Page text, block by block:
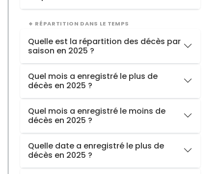
Total
66 / 130
Référence 2024 : 85,6 ans (femmes) · 79,4 ans (hommes)
🔹 RÉPARTITION DANS LE TEMPS
Quelle est la répartition des décès par
saison en 2025 ?
Automne
Hiver
Printemps
Quel mois a enregistré le plus de
décès en 2025 ?
Quel mois a enregistré le moins de
décès en 2025 ?
Quelle date a enregistré le plus de
décès en 2025 ?